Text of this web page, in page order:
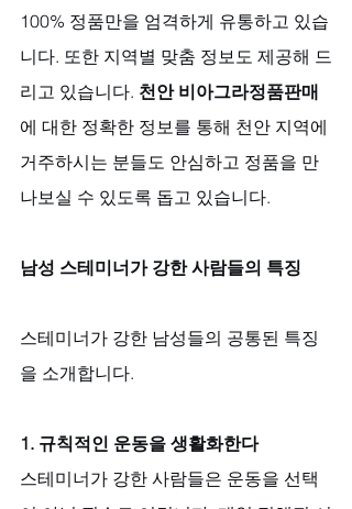
100% 정품만을 엄격하게 유통하고 있습
니다. 또한 지역별 맞춤 정보도 제공해 드
리고 있습니다. 천안 비아그라정품판매
에 대한 정확한 정보를 통해 천안 지역에
거주하시는 분들도 안심하고 정품을 만
나보실 수 있도록 돕고 있습니다.
남성 스테미너가 강한 사람들의 특징
스테미너가 강한 남성들의 공통된 특징
을 소개합니다.
1. 규칙적인 운동을 생활화한다
스테미너가 강한 사람들은 운동을 선택